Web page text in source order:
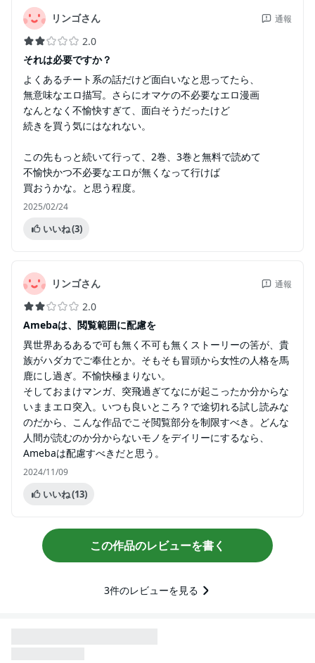
リンゴさん 通報
2.0
それは必要ですか？
よくあるチート系の話だけど面白いなと思ってたら、
無意味なエロ描写。さらにオマケの不必要なエロ漫画
なんとなく不愉快すぎて、面白そうだったけど
続きを買う気にはなれない。
この先もっと続いて行って、2巻、3巻と無料で読めて
不愉快かつ不必要なエロが無くなって行けば
買おうかな。と思う程度。
2025/02/24
いいね(3)
リンゴさん 通報
2.0
Amebaは、閲覧範囲に配慮を
異世界あるあるで可も無く不可も無くストーリーの筈が、貴
族がハダカでご奉仕とか。そもそも冒頭から女性の人格を馬
鹿にし過ぎ。不愉快極まりない。
そしておまけマンガ、突飛過ぎてなにが起こったか分からな
いままエロ突入。いつも良いところ？で途切れる試し読みな
のだから、こんな作品でこそ閲覧部分を制限すべき。どんな
人間が読むのか分からないモノをデイリーにするなら、
Amebaは配慮すべきだと思う。
2024/11/09
いいね(13)
この作品のレビューを書く
3件のレビューを見る